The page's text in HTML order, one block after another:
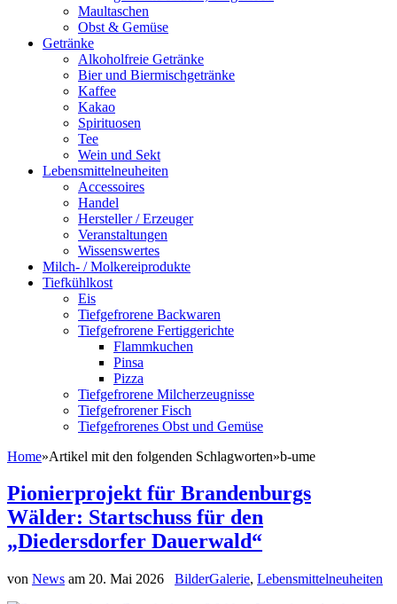
Maultaschen
Obst & Gemüse
Getränke
Alkoholfreie Getränke
Bier und Biermischgetränke
Kaffee
Kakao
Spirituosen
Tee
Wein und Sekt
Lebensmittelneuheiten
Accessoires
Handel
Hersteller / Erzeuger
Veranstaltungen
Wissenswertes
Milch- / Molkereiprodukte
Tiefkühlkost
Eis
Tiefgefrorene Backwaren
Tiefgefrorene Fertiggerichte
Flammkuchen
Pinsa
Pizza
Tiefgefrorene Milcherzeugnisse
Tiefgefrorener Fisch
Tiefgefrorenes Obst und Gemüse
Home»Artikel mit den folgenden Schlagworten»b-ume
Pionierprojekt für Brandenburgs
Wälder: Startschuss für den
„Diedersdorfer Dauerwald“
von News am 20. Mai 2026 BilderGalerie, Lebensmittelneuheiten